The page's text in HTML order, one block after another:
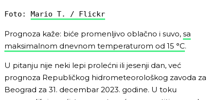
Foto: Mario T. / Flickr
Prognoza kaže: biće promenljivo oblačno i suvo, sa
maksimalnom dnevnom temperaturom od 15 °C.
U pitanju nije neki lepi prolećni ili jesenji dan, već
prognoza Republičkog hidrometeorološkog zavoda za
Beograd za 31. decembar 2023. godine. U toku